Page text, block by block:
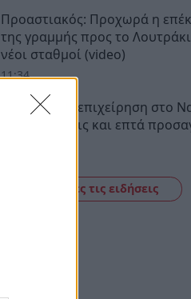
Προαστιακός: Προχωρά η
της γραμμής προς το
νέοι σταθμοί (video)
11:34
Αστυνομική επιχείρηση στο
Έξι συλλήψεις και επτά
Δείτε όλες τις ειδήσεις